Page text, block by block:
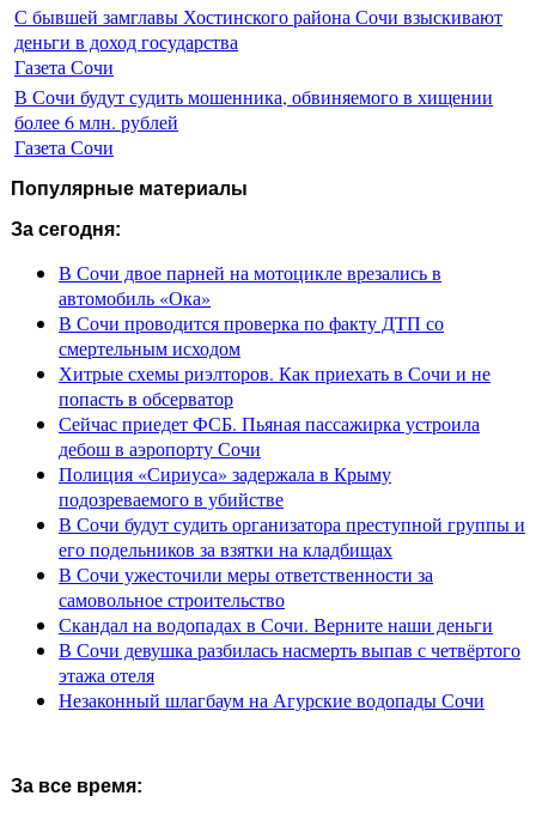
С бывшей замглавы Хостинского района Сочи взыскивают
деньги в доход государства
Газета Сочи
В Сочи будут судить мошенника, обвиняемого в хищении
более 6 млн. рублей
Газета Сочи
Популярные материалы
За сегодня:
В Сочи двое парней на мотоцикле врезались в
автомобиль «Ока»
В Сочи проводится проверка по факту ДТП со
смертельным исходом
Хитрые схемы риэлторов. Как приехать в Сочи и не
попасть в обсерватор
Сейчас приедет ФСБ. Пьяная пассажирка устроила
дебош в аэропорту Сочи
Полиция «Сириуса» задержала в Крыму
подозреваемого в убийстве
В Сочи будут судить организатора преступной группы и
его подельников за взятки на кладбищах
В Сочи ужесточили меры ответственности за
самовольное строительство
Скандал на водопадах в Сочи. Верните наши деньги
В Сочи девушка разбилась насмерть выпав с четвёртого
этажа отеля
Незаконный шлагбаум на Агурские водопады Сочи
За все время: